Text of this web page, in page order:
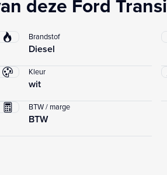
Brandstof
Diesel
Kleur
wit
BTW / marge
BTW